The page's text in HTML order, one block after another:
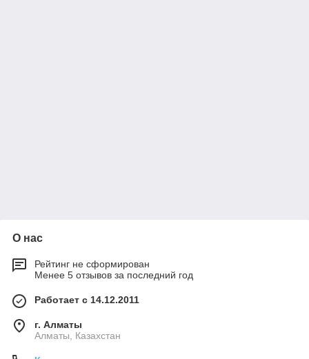
О нас
Рейтинг не сформирован
Менее 5 отзывов за последний год
Работает с 14.12.2011
г. Алматы
Алматы, Казахстан